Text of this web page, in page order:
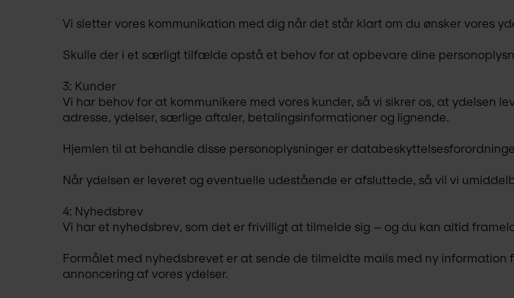
Vi sletter vores kommunikation med dig når det står klart om du ønsker vores
Skulle der i et særligt tilfælde opstå et behov for at opbevare dine
3: Kunder
Vi har behov for at kommunikere med vores kunder, så vi sikrer os, at ydelsen
adresse, ydelser, særlige aftaler, betalingsinformationer og lignende.
Hjemlen til at behandle disse personoplysninger er
Når ydelsen er leveret og eventuelle udestående er afsluttede, så vil vi
4: Nyhedsbrev
Vi har et nyhedsbrev, som det er frivilligt at tilmelde sig – og du kan altid
Formålet med nyhedsbrevet er at sende de tilmeldte mails med ny
annoncering af vores ydelser.